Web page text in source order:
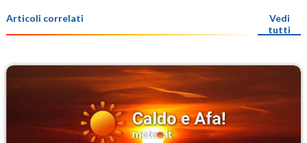
Articoli correlati
Vedi
tutti